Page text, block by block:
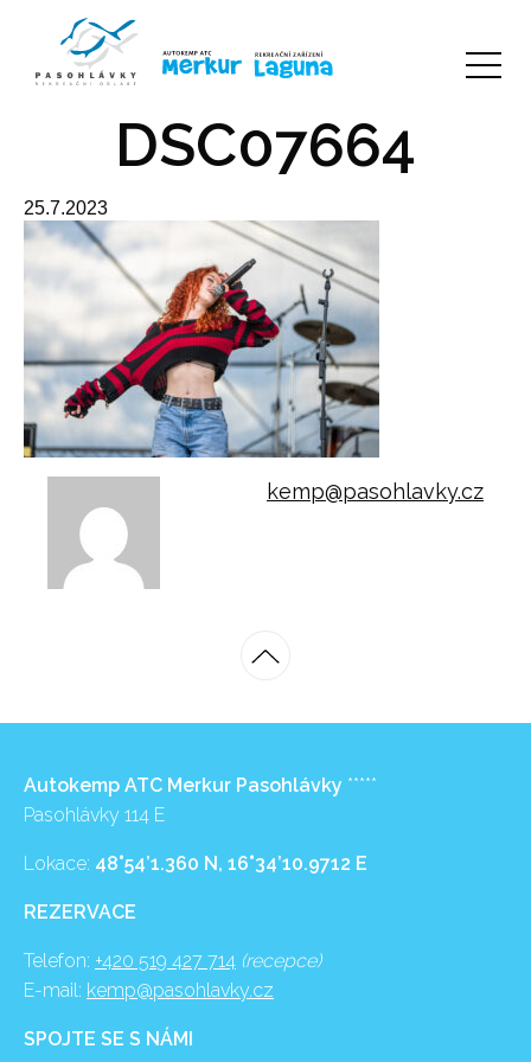
DSC07664
25.7.2023
kemp@pasohlavky.cz
Autokemp ATC Merkur Pasohlávky *****
Pasohlávky 114 E
Lokace: 48°54’1.360 N, 16°34’10.9712 E
REZERVACE
Telefon: +420 519 427 714 (recepce)
E-mail: kemp@pasohlavky.cz
SPOJTE SE S NÁMI